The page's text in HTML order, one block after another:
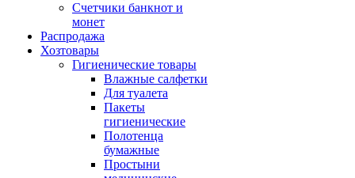
Счетчики банкнот и
монет
Распродажа
Хозтовары
Гигиенические товары
Влажные салфетки
Для туалета
Пакеты
гигиенические
Полотенца
бумажные
Простыни